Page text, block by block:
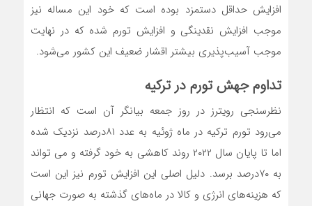
افزایش حداقل دستمزد بوده است که خود این مساله نیز
موجب افزایش نقدینگی و افزایش تورم شده که در نهایت
موجب آسیب‌پذیری بیشتر اقشار ضعیف این کشور می‌شود.
تداوم جهش تورم در ترکیه
نظرسنجی رویترز در روز جمعه بیانگر آن است که انتظار
می‌رود تورم ترکیه در ماه ژوئیه به عدد ۸۱درصد نزدیک شده
اما تا پایان سال ۲۰۲۲ روند کاهشی به خود گرفته و می تواند
به ۷۰درصد برسد. دلیل اصلی این افزایش تورم نیز این است
که هزینه‌های انرژی و کالا در ماه‌های گذشته به صورت جهانی